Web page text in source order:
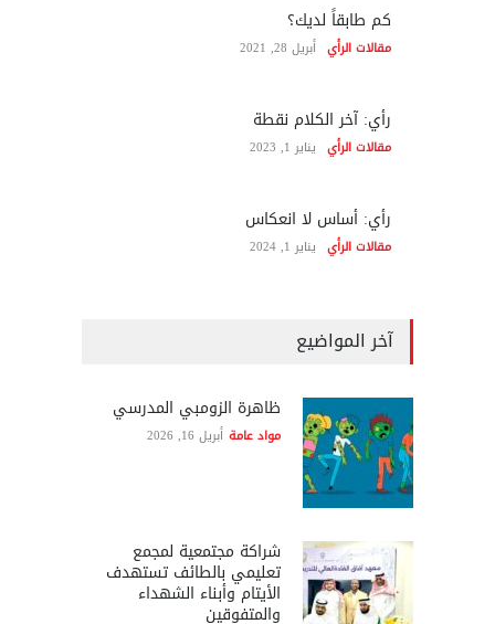
كم طابقاً لديك؟
مقالات الرأي أبريل 28, 2021
رأي: آخر الكلام نقطة
مقالات الرأي يناير 1, 2023
رأي: أساس لا انعكاس
مقالات الرأي يناير 1, 2024
آخر المواضيع
ظاهرة الزومبي المدرسي
مواد عامة أبريل 16, 2026
شراكة مجتمعية لمجمع
تعليمي بالطائف تستهدف
الأيتام وأبناء الشهداء
والمتفوقين